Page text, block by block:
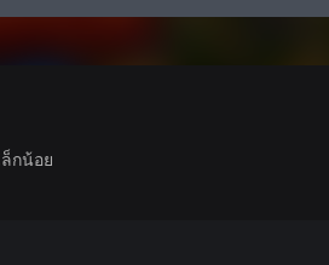
กน้อย